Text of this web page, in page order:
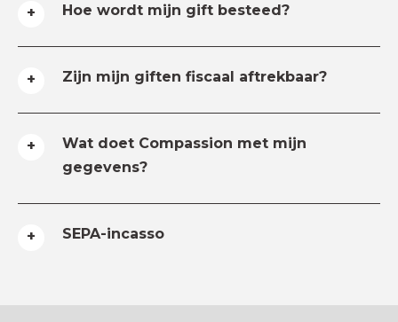
Hoe wordt mijn gift besteed?
Zijn mijn giften fiscaal aftrekbaar?
Wat doet Compassion met mijn
gegevens?
SEPA-incasso